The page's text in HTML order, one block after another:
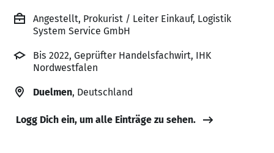
Angestellt, Prokurist / Leiter Einkauf, Logistik
System Service GmbH
Bis 2022, Geprüfter Handelsfachwirt, IHK
Nordwestfalen
Duelmen, Deutschland
Logg Dich ein, um alle Einträge zu sehen.